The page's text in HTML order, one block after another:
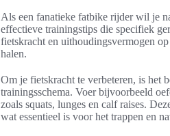
Als een fanatieke fatbike rijder wil je
effectieve trainingstips die specifiek
fietskracht en uithoudingsvermogen
halen.
Om je fietskracht te verbeteren, is het
trainingsschema. Voer bijvoorbeeld
zoals squats, lunges en calf raises.
wat essentieel is voor het trappen en